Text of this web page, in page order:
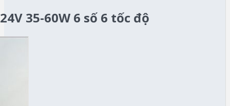
35-60W 6 số 6 tốc độ